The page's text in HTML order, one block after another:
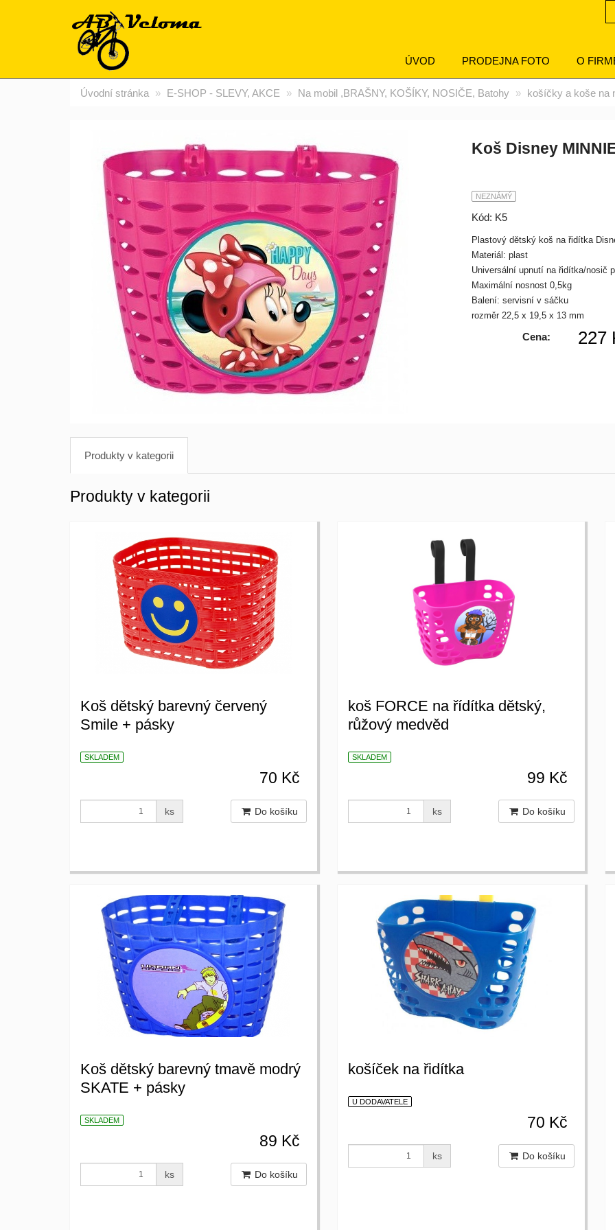
ÚVOD PRODEJNA FOTO O
Úvodní stránka E-SHOP - SLEVY, AKCE Na mobil ,BRAŠNY, KOŠÍKY, NOSIČE, Batohy košíčky a koše na
Koš Disney
NEZNÁMÝ
Kód: K5
Plastový dětský koš na řidítka
Materiál: plast
Universální upnutí na řidítka/nosič
Maximální nosnost 0,5kg
Balení: servisní v sáčku
rozměr 22,5 x 19,5 x 13 mm
Cena: 227
Produkty v kategorii
Produkty v kategorii
Koš dětský barevný červený
Smile + pásky
SKLADEM
70 Kč
ks Do košíku
koš FORCE na řídítka dětský,
růžový medvěd
SKLADEM
99 Kč
ks Do košíku
Koš dětský barevný tmavě modrý
SKATE + pásky
SKLADEM
89 Kč
ks Do košíku
košíček na řidítka
U DODAVATELE
70 Kč
ks Do košíku